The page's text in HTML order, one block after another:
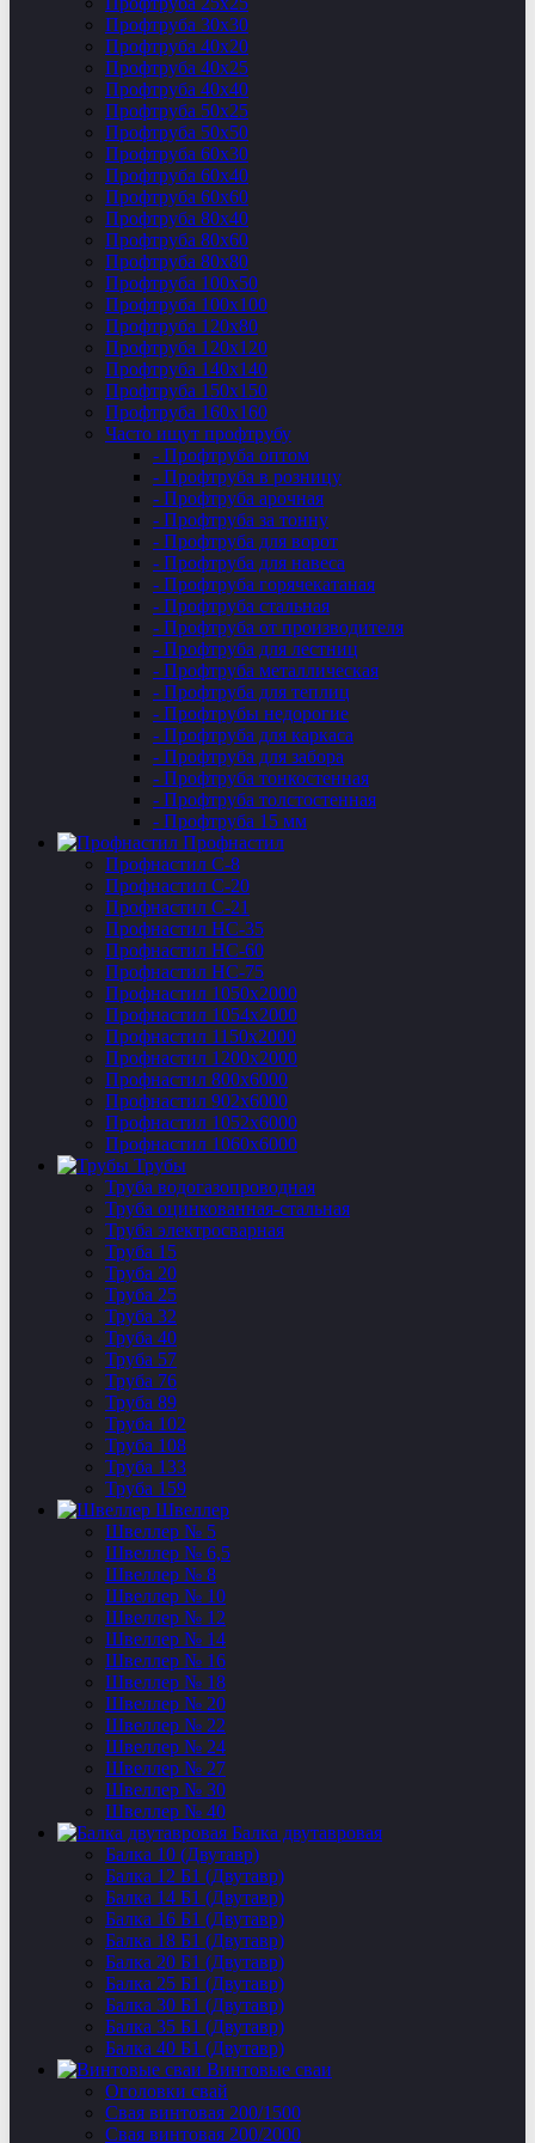
Профтруба 30х30
Профтруба 40х20
Профтруба 40х25
Профтруба 40х40
Профтруба 50х25
Профтруба 50х50
Профтруба 60х30
Профтруба 60х40
Профтруба 60х60
Профтруба 80х40
Профтруба 80х60
Профтруба 80х80
Профтруба 100х50
Профтруба 100х100
Профтруба 120х80
Профтруба 120х120
Профтруба 140х140
Профтруба 150х150
Профтруба 160х160
Часто ищут профтрубу
- Профтруба оптом
- Профтруба в розницу
- Профтруба арочная
- Профтруба за тонну
- Профтруба для ворот
- Профтруба для навеса
- Профтруба горячекатаная
- Профтруба стальная
- Профтруба от производителя
- Профтруба для лестниц
- Профтруба металлическая
- Профтруба для теплиц
- Профтрубы недорогие
- Профтруба для каркаса
- Профтруба для забора
- Профтруба тонкостенная
- Профтруба толстостенная
- Профтруба 15 мм
Профнастил
Профнастил C-8
Профнастил С-20
Профнастил C-21
Профнастил НС-35
Профнастил НС-60
Профнастил НС-75
Профнастил 1050х2000
Профнастил 1054х2000
Профнастил 1150х2000
Профнастил 1200х2000
Профнастил 800х6000
Профнастил 902х6000
Профнастил 1052х6000
Профнастил 1060х6000
Трубы
Труба водогазопроводная
Труба оцинкованная-стальная
Труба электросварная
Труба 15
Труба 20
Труба 25
Труба 32
Труба 40
Труба 57
Труба 76
Труба 89
Труба 102
Труба 108
Труба 133
Труба 159
Швеллер
Швеллер № 5
Швеллер № 6,5
Швеллер № 8
Швеллер № 10
Швеллер № 12
Швеллер № 14
Швеллер № 16
Швеллер № 18
Швеллер № 20
Швеллер № 22
Швеллер № 24
Швеллер № 27
Швеллер № 30
Швеллер № 40
Балка двутавровая
Балка 10 (Двутавр)
Балка 12 Б1 (Двутавр)
Балка 14 Б1 (Двутавр)
Балка 16 Б1 (Двутавр)
Балка 18 Б1 (Двутавр)
Балка 20 Б1 (Двутавр)
Балка 25 Б1 (Двутавр)
Балка 30 Б1 (Двутавр)
Балка 35 Б1 (Двутавр)
Балка 40 Б1 (Двутавр)
Винтовые сваи
Оголовки свай
Свая винтовая 200/1500
Свая винтовая 200/2000